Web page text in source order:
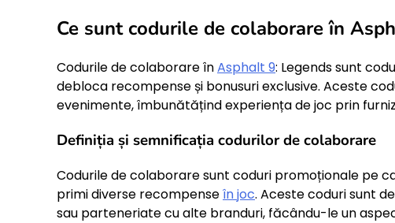
Ce sunt codurile de colaborare în
Codurile de colaborare înAsphalt 9: Legends sunt
debloca recompense și bonusuri exclusive. Aceste
evenimente, îmbunătățind experiența de joc prin
Definiția și semnificația codurilor de colaborare
Codurile de colaborare sunt coduri promoționale pe
primi diverse recompenseîn joc. Aceste coduri sunt
sau parteneriate cu alte branduri, făcându-le un